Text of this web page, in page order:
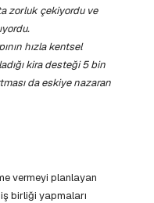
zorluk çekiyordu ve
hızla kentsel
kira desteği 5 bin
da eskiye nazaran
vermeyi planlayan
birliği yapmaları